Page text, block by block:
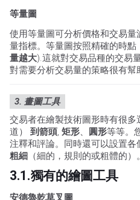
等量圖
使用等量圖可分析價格和交易
量指標。等量圖按照精確的時點
量越大).這就對交易品種的交易
對需要分析交易量的策略很有幫
3. 畫圖工具
交易者在繪製技術圖形時有很多
道）
到箭頭 矩形 圓形等等。
注釋和評論。同時還可以設置各
粗細 （細的，規則的或粗體的）。
3.1.獨有的繪圖工具
安德魯乾草叉圖